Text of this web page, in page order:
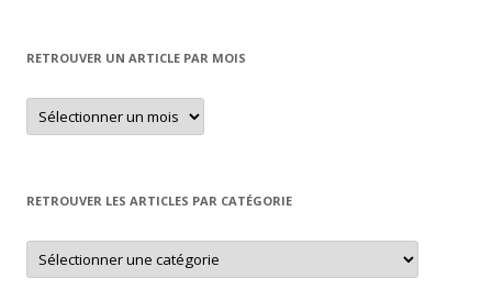
RETROUVER UN ARTICLE PAR MOIS
Retrouver
un
article
RETROUVER LES ARTICLES PAR CATÉGORIE
Retrouver
les
articles